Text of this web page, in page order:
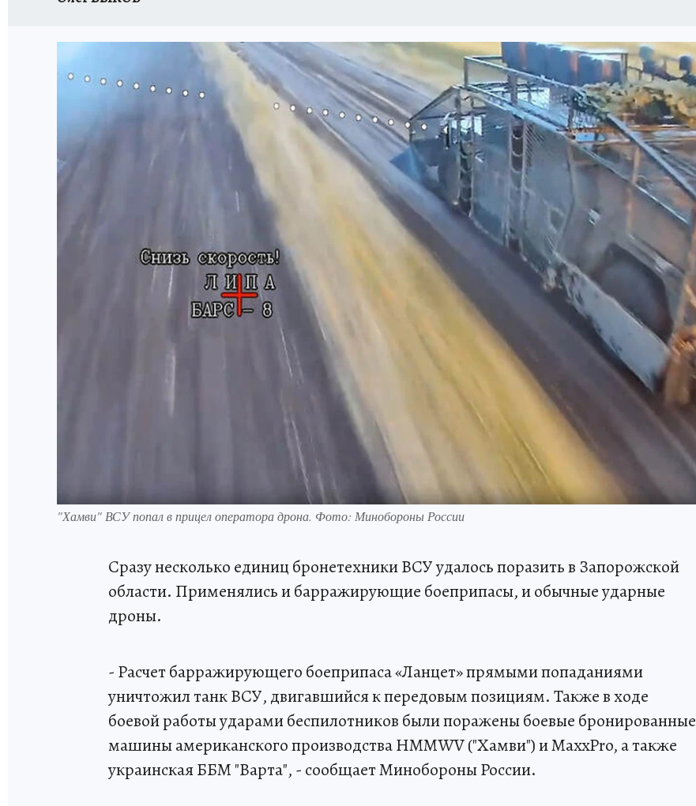
"Хамви" ВСУ попал в прицел оператора дрона. Фото: Минобороны России
Сразу несколько единиц бронетехники ВСУ удалось поразить в Запорожской
области. Применялись и барражирующие боеприпасы, и обычные ударные
дроны.
- Расчет барражирующего боеприпаса «Ланцет» прямыми попаданиями
уничтожил танк ВСУ, двигавшийся к передовым позициям. Также в ходе
боевой работы ударами беспилотников были поражены боевые бронированные
машины американского производства HMMWV ("Хамви") и MaxxPro, а также
украинская ББМ "Варта", - сообщает Минобороны России.